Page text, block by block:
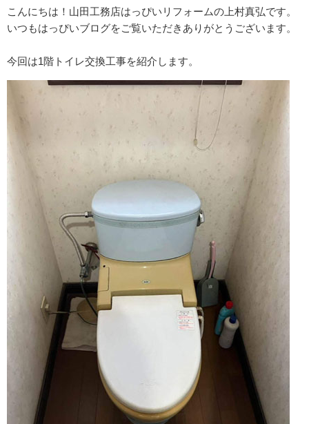
こんにちは！山田工務店はっぴいリフォームの上村真弘です。
いつもはっぴいブログをご覧いただきありがとうございます。
今回は1階トイレ交換工事を紹介します。